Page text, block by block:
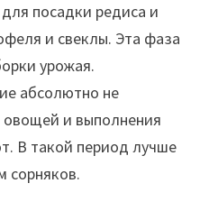
посадки редиса и
и свеклы. Эта фаза
урожая.
абсолютно не
и выполнения
В такой период лучше
сорняков.